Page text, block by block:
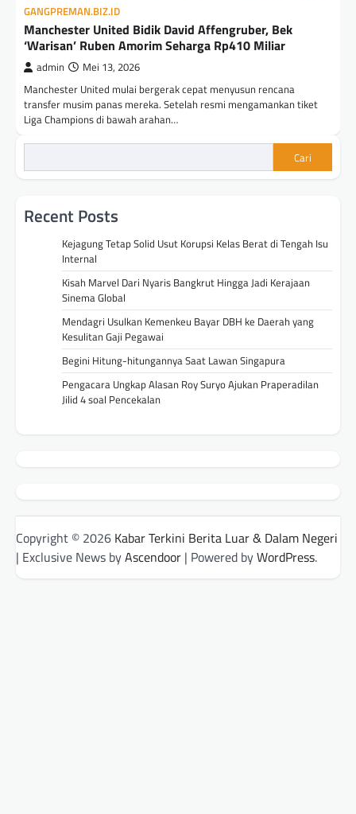
GANGPREMAN.BIZ.ID
Manchester United Bidik David Affengruber, Bek
‘Warisan’ Ruben Amorim Seharga Rp410 Miliar
admin Mei 13, 2026
Manchester United mulai bergerak cepat menyusun rencana
transfer musim panas mereka. Setelah resmi mengamankan tiket
Liga Champions di bawah arahan…
Cari
Recent Posts
Kejagung Tetap Solid Usut Korupsi Kelas Berat di Tengah Isu
Internal
Kisah Marvel Dari Nyaris Bangkrut Hingga Jadi Kerajaan
Sinema Global
Mendagri Usulkan Kemenkeu Bayar DBH ke Daerah yang
Kesulitan Gaji Pegawai
Begini Hitung-hitungannya Saat Lawan Singapura
Pengacara Ungkap Alasan Roy Suryo Ajukan Praperadilan
Jilid 4 soal Pencekalan
Copyright © 2026 Kabar Terkini Berita Luar & Dalam Negeri
| Exclusive News byAscendoor | Powered byWordPress.